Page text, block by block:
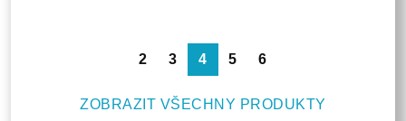
2 3 4 5 6
ZOBRAZIT VŠECHNY PRODUKTY